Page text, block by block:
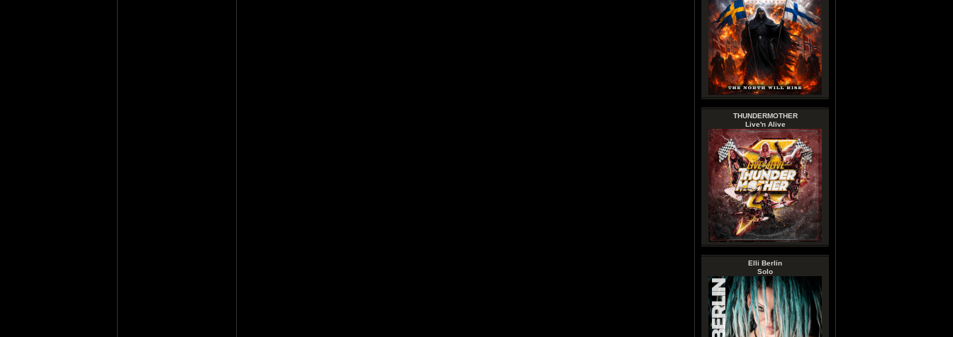
THUNDERMOTHER
Live'n Alive
Elli Berlin
Solo